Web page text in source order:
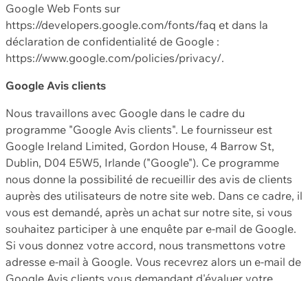
Google Web Fonts sur
https://developers.google.com/fonts/faq et dans la
déclaration de confidentialité de Google :
https://www.google.com/policies/privacy/.
Google Avis clients
Nous travaillons avec Google dans le cadre du
programme "Google Avis clients". Le fournisseur est
Google Ireland Limited, Gordon House, 4 Barrow St,
Dublin, D04 E5W5, Irlande ("Google"). Ce programme
nous donne la possibilité de recueillir des avis de clients
auprès des utilisateurs de notre site web. Dans ce cadre, il
vous est demandé, après un achat sur notre site, si vous
souhaitez participer à une enquête par e-mail de Google.
Si vous donnez votre accord, nous transmettons votre
adresse e-mail à Google. Vous recevrez alors un e-mail de